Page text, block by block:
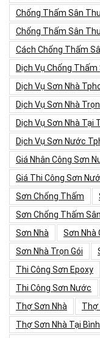
Chống Thấm Sân
Chống Thấm Sân
Cách Chống Thấm
Dịch Vụ Chống
Dịch Vụ Sơn Nhà
Dịch Vụ Sơn Nhà
Dịch Vụ Sơn Nhà Tại
Dịch Vụ Sơn Nước
Giá Nhân Công Sơn
Giá Thi Công Sơn
Sơn Chống Thấm
Sơn Chống Thấm
Sơn Nhà
Sơn Nhà
Sơn Nhà Trọn Gói
Thi Công Sơn Epoxy
Thi Công Sơn Nước
Thợ Sơn Nhà
Thợ
Thợ Sơn Nhà Tại